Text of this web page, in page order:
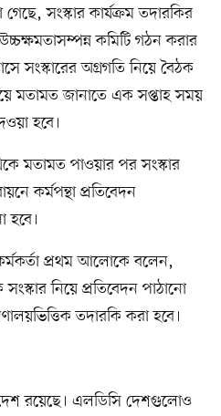
সংস্কার কার্যক্রম তদারকির
কমিটি গঠন করার
সংস্কারের অগ্রগতি নিয়ে বৈঠক
মতামত জানাতে এক সপ্তাহ সময়
হবে।
মতামত পাওয়ার পর সংস্কার
কর্মপন্থা প্রতিবেদন
হবে।
প্রথম আলোকে বলেন,
নিয়ে প্রতিবেদন পাঠানো
তদারকি করা হবে।
দেশ রয়েছে। এলডিসি দেশগুলোও